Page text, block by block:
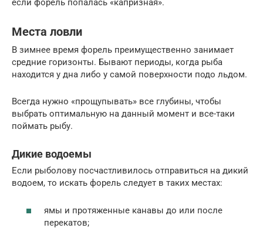
если форель попалась «капризная».
Места ловли
В зимнее время форель преимущественно занимает
средние горизонты. Бывают периоды, когда рыба
находится у дна либо у самой поверхности подо льдом.
Всегда нужно «прощупывать» все глубины, чтобы
выбрать оптимальную на данный момент и все-таки
поймать рыбу.
Дикие водоемы
Если рыболову посчастливилось отправиться на дикий
водоем, то искать форель следует в таких местах:
ямы и протяженные канавы до или после
перекатов;